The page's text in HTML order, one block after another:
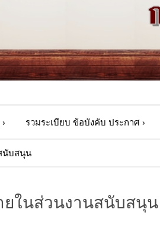
› รวมระเบียบ ข้อบังคับ ประกาศ›
นับสนุน
ยในส่วนงานสนับสนุน